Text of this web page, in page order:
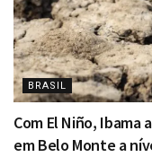
BRASIL
Com El Niño, Ibama
em Belo Monte a